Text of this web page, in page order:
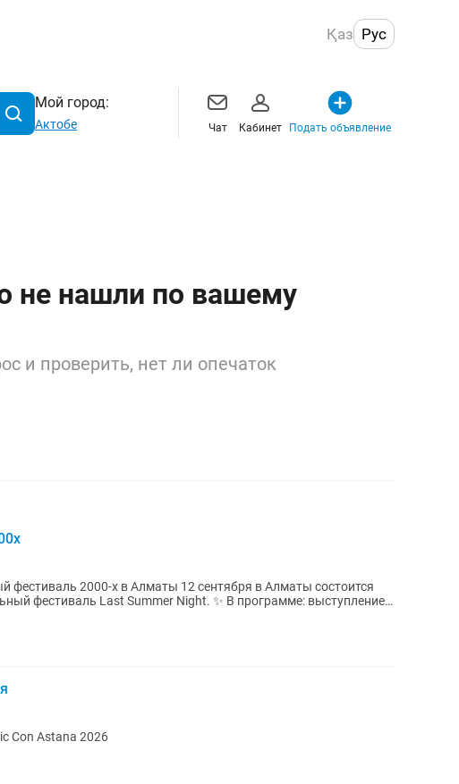
Қаз Рус
Мой город:
Актобе Чат Кабинет Подать объявление
не нашли по вашему
и проверить, нет ли опечаток
х в Алматы 12 сентября в Алматы состоится
Last Summer Night. ✨ В программе: выступление
Con Astana 2026